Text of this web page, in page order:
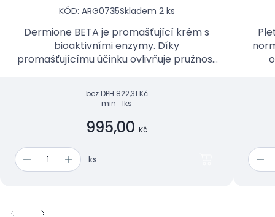
KÓD: ARG0735Skladem 2 ks
Dermione BETA je promašťující krém s
bioaktivními enzymy. Díky
promašťujícímu účinku ovlivňuje pružnost
náchylnou k výskytu ekz...
bez DPH 822,31 Kč
min=1ks
995,00 Kč
ks